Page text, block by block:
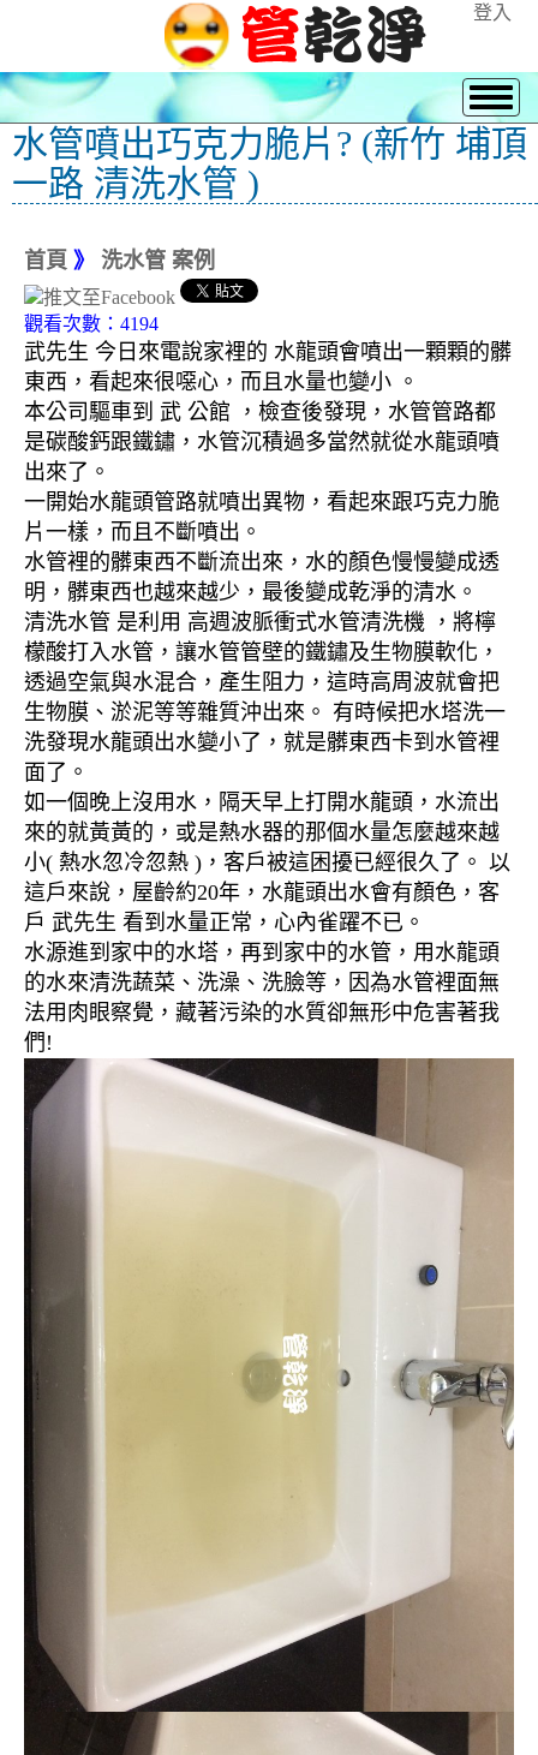
登入
水管噴出巧克力脆片? (新竹 埔頂
一路 清洗水管 )
首頁 》 洗水管 案例
觀看次數：4194
武先生 今日來電說家裡的 水龍頭會噴出一顆顆的髒
東西，看起來很噁心，而且水量也變小 。
本公司驅車到 武 公館 ，檢查後發現，水管管路都
是碳酸鈣跟鐵鏽，水管沉積過多當然就從水龍頭噴
出來了。
一開始水龍頭管路就噴出異物，看起來跟巧克力脆
片一樣，而且不斷噴出。
水管裡的髒東西不斷流出來，水的顏色慢慢變成透
明，髒東西也越來越少，最後變成乾淨的清水。
清洗水管 是利用 高週波脈衝式水管清洗機 ，將檸
檬酸打入水管，讓水管管壁的鐵鏽及生物膜軟化，
透過空氣與水混合，產生阻力，這時高周波就會把
生物膜、淤泥等等雜質沖出來。 有時候把水塔洗一
洗發現水龍頭出水變小了，就是髒東西卡到水管裡
面了。
如一個晚上沒用水，隔天早上打開水龍頭，水流出
來的就黃黃的，或是熱水器的那個水量怎麼越來越
小( 熱水忽冷忽熱 )，客戶被這困擾已經很久了。 以
這戶來說，屋齡約20年，水龍頭出水會有顏色，客
戶 武先生 看到水量正常，心內雀躍不已。
水源進到家中的水塔，再到家中的水管，用水龍頭
的水來清洗蔬菜、洗澡、洗臉等，因為水管裡面無
法用肉眼察覺，藏著污染的水質卻無形中危害著我
們!